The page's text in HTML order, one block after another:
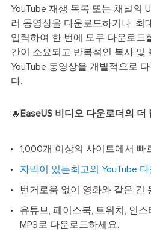
YouTube 재생 목록 또는 채널의
러 동영상을 다운로드하거나, 최
입력하여 한 번에 모두 다운로드
간이 소요되고 반복적인 복사 및
YouTube 동영상을 개별적으로
다.
🔥 EaseUS 비디오 다운로더의
1,000개 이상의 사이트에서 빠
자막이 있는최고의 YouTube 다
번거로움 없이 영화와 같은 긴
유튜브, 페이스북, 트위치, 인
MP3로 다운로드하세요.